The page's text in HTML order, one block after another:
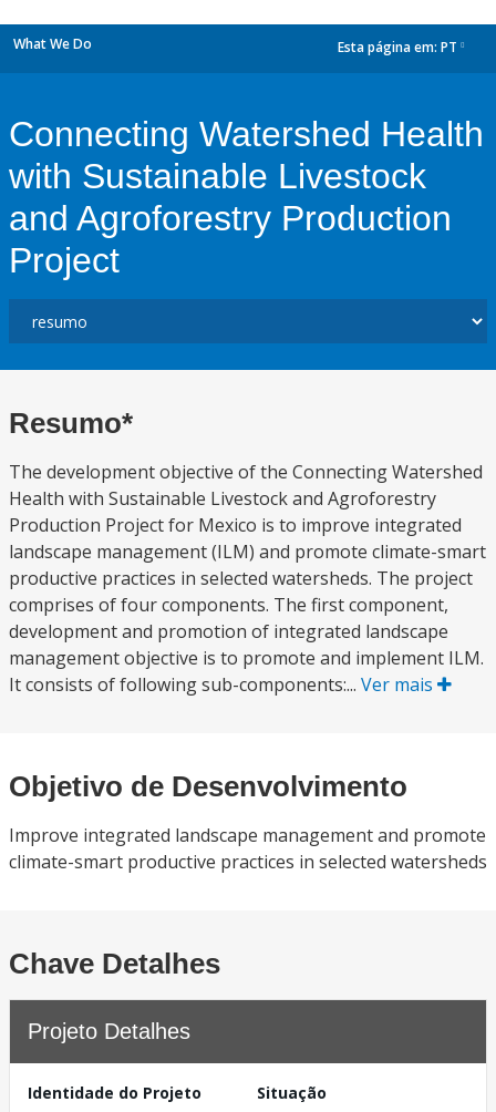
What We Do Esta página em: PT
Connecting Watershed Health
with Sustainable Livestock
and Agroforestry Production
Project
Resumo*
The development objective of the Connecting Watershed
Health with Sustainable Livestock and Agroforestry
Production Project for Mexico is to improve integrated
landscape management (ILM) and promote climate-smart
productive practices in selected watersheds. The project
comprises of four components. The first component,
development and promotion of integrated landscape
management objective is to promote and implement ILM.
It consists of following sub-components:... Ver mais
Objetivo de Desenvolvimento
Improve integrated landscape management and promote
climate-smart productive practices in selected watersheds
Chave Detalhes
Projeto Detalhes
Identidade do Projeto
Situação